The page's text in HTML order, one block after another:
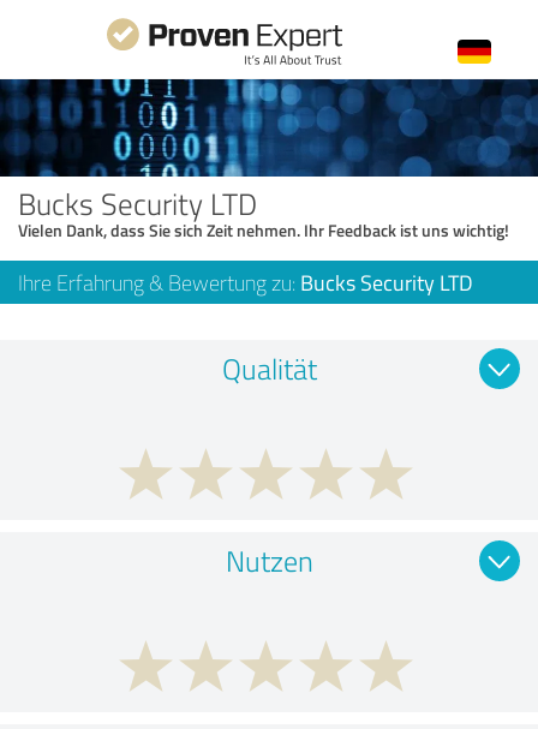
Bucks Security LTD
Vielen Dank, dass Sie sich Zeit nehmen. Ihr Feedback ist uns wichtig!
Ihre Erfahrung & Bewertung zu: Bucks Security LTD
Qualität
Nutzen